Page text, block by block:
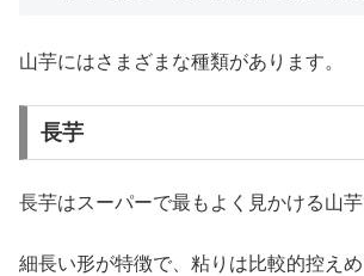
山芋にはさまざまな種類があります。
長芋
長芋はスーパーで最もよく見かける山芋
細長い形が特徴で、粘りは比較的控えめ